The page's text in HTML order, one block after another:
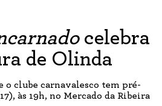
celebra
de Olinda
o clube carnavalesco tem pré-
às 19h, no Mercado da Ribeira